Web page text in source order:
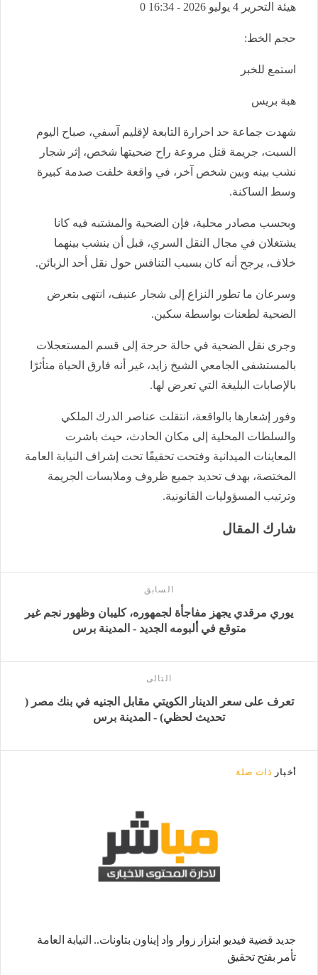
هيئة التحرير 4 يوليو 2026 - 16:34 0
حجم الخط:
استمع للخبر
هبة بريس
شهدت جماعة حد احرارة التابعة لإقليم آسفي، صباح اليوم
السبت، جريمة قتل مروعة راح ضحيتها شخص، إثر شجار
نشب بينه وبين شخص آخر، في واقعة خلفت صدمة كبيرة
وسط الساكنة.
وبحسب مصادر محلية، فإن الضحية والمشتبه فيه كانا
يشتغلان في مجال النقل السري، قبل أن ينشب بينهما
خلاف، يرجح أنه كان بسبب التنافس حول نقل أحد الزبائن.
وسرعان ما تطور النزاع إلى شجار عنيف، انتهى بتعرض
الضحية لطعنات بواسطة سكين.
وجرى نقل الضحية في حالة حرجة إلى قسم المستعجلات
بالمستشفى الجامعي الشيخ زايد، غير أنه فارق الحياة متأثرًا
بالإصابات البليغة التي تعرض لها.
وفور إشعارها بالواقعة، انتقلت عناصر الدرك الملكي
والسلطات المحلية إلى مكان الحادث، حيث باشرت
المعاينات الميدانية وفتحت تحقيقًا تحت إشراف النيابة العامة
المختصة، بهدف تحديد جميع ظروف وملابسات الجريمة
وترتيب المسؤوليات القانونية.
شارك المقال
السابق
يوري مرقدي يجهز مفاجأة لجمهوره، كليبان وظهور نجم غير
متوقع في ألبومه الجديد - المدينة برس
التالى
تعرف على سعر الدينار الكويتي مقابل الجنيه في بنك مصر (
تحديث لحظي) - المدينة برس
أخبار ذات صلة
جديد قضية فيديو ابتزاز زوار واد إيناون بتاونات.. النيابة العامة
تأمر بفتح تحقيق